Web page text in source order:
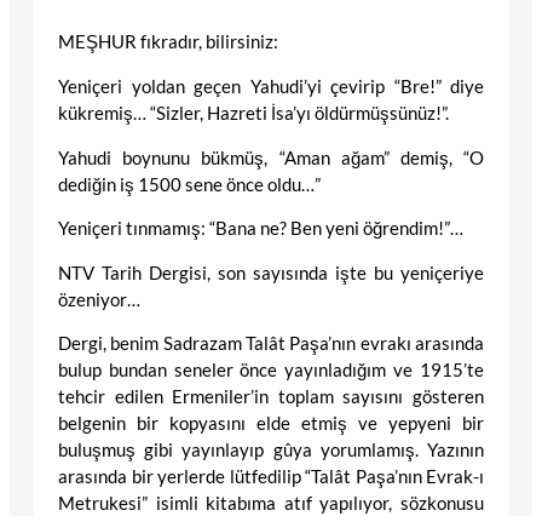
MEŞHUR fıkradır, bilirsiniz:
Yeniçeri yoldan geçen Yahudi’yi çevirip “Bre!” diye
kükremiş… “Sizler, Hazreti İsa’yı öldürmüşsünüz!”.
Yahudi boynunu bükmüş, “Aman ağam” demiş, “O
dediğin iş 1500 sene önce oldu…”
Yeniçeri tınmamış: “Bana ne? Ben yeni öğrendim!”…
NTV Tarih Dergisi, son sayısında işte bu yeniçeriye
özeniyor…
Dergi, benim Sadrazam Talât Paşa’nın evrakı arasında
bulup bundan seneler önce yayınladığım ve 1915’te
tehcir edilen Ermeniler’in toplam sayısını gösteren
belgenin bir kopyasını elde etmiş ve yepyeni bir
buluşmuş gibi yayınlayıp gûya yorumlamış. Yazının
arasında bir yerlerde lütfedilip “Talât Paşa’nın Evrak-ı
Metrukesi” isimli kitabıma atıf yapılıyor, sözkonusu